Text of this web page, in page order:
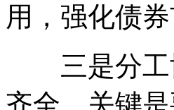
用，强化债
三是分工
齐全，关键